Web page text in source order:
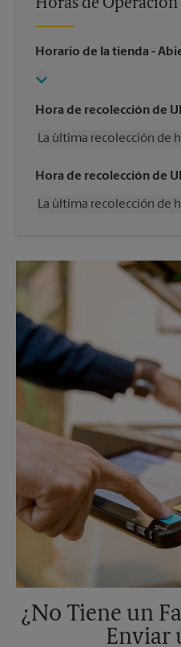
Horas de Operación
Horario de la tienda -
Hora de recolección de
La última recolección de
Miércoles
6:00 PM
Viernes
6:00 PM
Lunes
6:00 PM
6:00 PM
Hora de recolección de
La última recolección de
Viernes
6:00 PM
Sin
Domingo
Sin
Lunes
6:00 PM
Martes
¿No Tiene un
Enviar